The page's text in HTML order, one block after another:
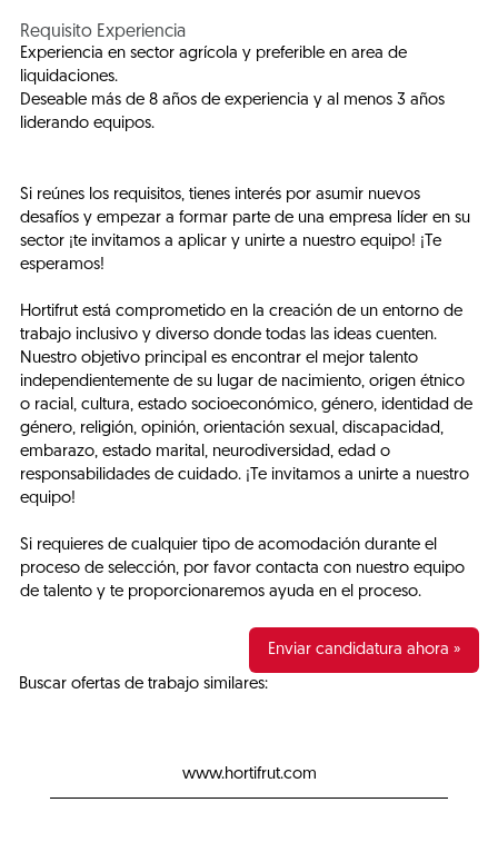
Requisito Experiencia
Experiencia en sector agrícola y preferible en area de
liquidaciones.
Deseable más de 8 años de experiencia y al menos 3 años
liderando equipos.
Si reúnes los requisitos, tienes interés por asumir nuevos
desafíos y empezar a formar parte de una empresa líder en su
sector ¡te invitamos a aplicar y unirte a nuestro equipo! ¡Te
esperamos!
Hortifrut está comprometido en la creación de un entorno de
trabajo inclusivo y diverso donde todas las ideas cuenten.
Nuestro objetivo principal es encontrar el mejor talento
independientemente de su lugar de nacimiento, origen étnico
o racial, cultura, estado socioeconómico, género, identidad de
género, religión, opinión, orientación sexual, discapacidad,
embarazo, estado marital, neurodiversidad, edad o
responsabilidades de cuidado. ¡Te invitamos a unirte a nuestro
equipo!
Si requieres de cualquier tipo de acomodación durante el
proceso de selección, por favor contacta con nuestro equipo
de talento y te proporcionaremos ayuda en el proceso.
Enviar candidatura ahora »
Buscar ofertas de trabajo similares:
www.hortifrut.com